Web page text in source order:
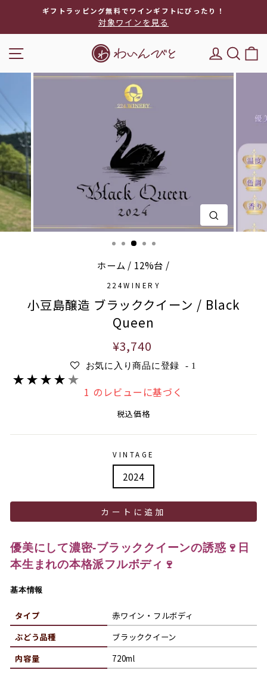
ス
イ
シ
ョ
ー
止
ギフトラッピング無料でワインギフトにぴったり！
対象ワインを見る
キー
閉じる
ホーム / 12%台 /
224WINERY
小豆島醸造 ブラッククイーン / Black
Queen
通
価
¥3,740
お気に入り商品に登録 - 1
1 のレビューに基づく
税込価格
VINTAGE
2024
カートに追加
優美にして濃密‐ブラッククイーンの誘惑🍷日
本生まれの本格派フルボディ🍷
基本情報
タイプ
赤ワイン・フルボディ
ぶどう品種
ブラッククイーン
内容量
720ml